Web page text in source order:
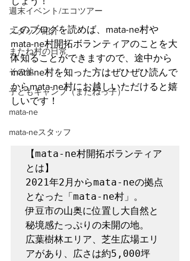
週末イベント/エコツアー
スタッフ紹介
またね村の日常
その他
子どもキャンプ（またねっ子）
mata-ne
mata-neスタッフ
このブログを読めば、mata-ne村や
mata-ne村開拓ボランティアのことを大
体知ることができますので、途中から
mata-ne村を知った方はぜひぜひ読んで
からmata-ne村にお越しいただけると嬉
しいです！
【mata-ne村開拓ボランティア
とは】
2021年2月からmata-neの拠点
となった「mata-ne村」。
伊豆市の山奥に位置し大自然と
秘境感たっぷりの未開の地。
広葉樹林エリア、芝生広場エリ
アがあり、広さは約5,000坪